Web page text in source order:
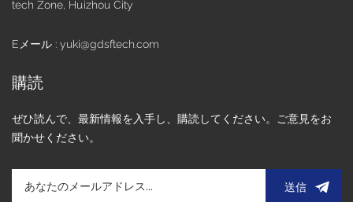
tech Zone, Huizhou City
Eメール : yuki@gdsftech.com
購読
ぜひ読んで、最新情報を入手し、購読してください。ご意見をお
聞かせください。
送信